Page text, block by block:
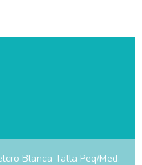
Blanca Talla Peq/Med.